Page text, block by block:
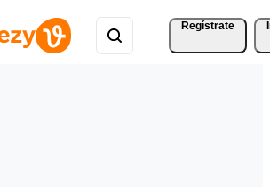
Regístrate